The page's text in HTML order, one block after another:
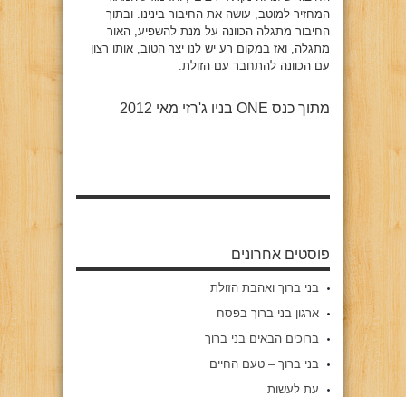
המחזיר למוטב, עושה את החיבור בינינו. ובתוך
החיבור מתגלה הכוונה על מנת להשפיע, האור
מתגלה, ואז במקום רע יש לנו יצר הטוב, אותו רצון
עם הכוונה להתחבר עם הזולת.
מתוך כנס ONE בניו ג'רזי מאי 2012
פוסטים אחרונים
בני ברוך ואהבת הזולת
ארגון בני ברוך בפסח
ברוכים הבאים בני ברוך
בני ברוך – טעם החיים
עת לעשות